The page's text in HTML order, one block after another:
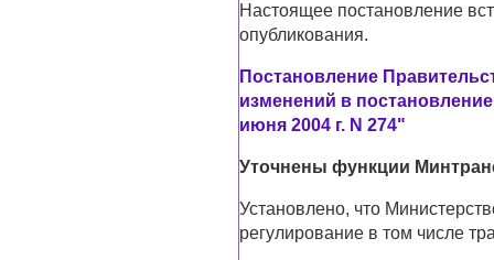
Настоящее постановление
опубликования.
Постановление
изменений в
июня 2004 г. N 274"
Уточнены функции
Установлено, что
регулирование в том числе